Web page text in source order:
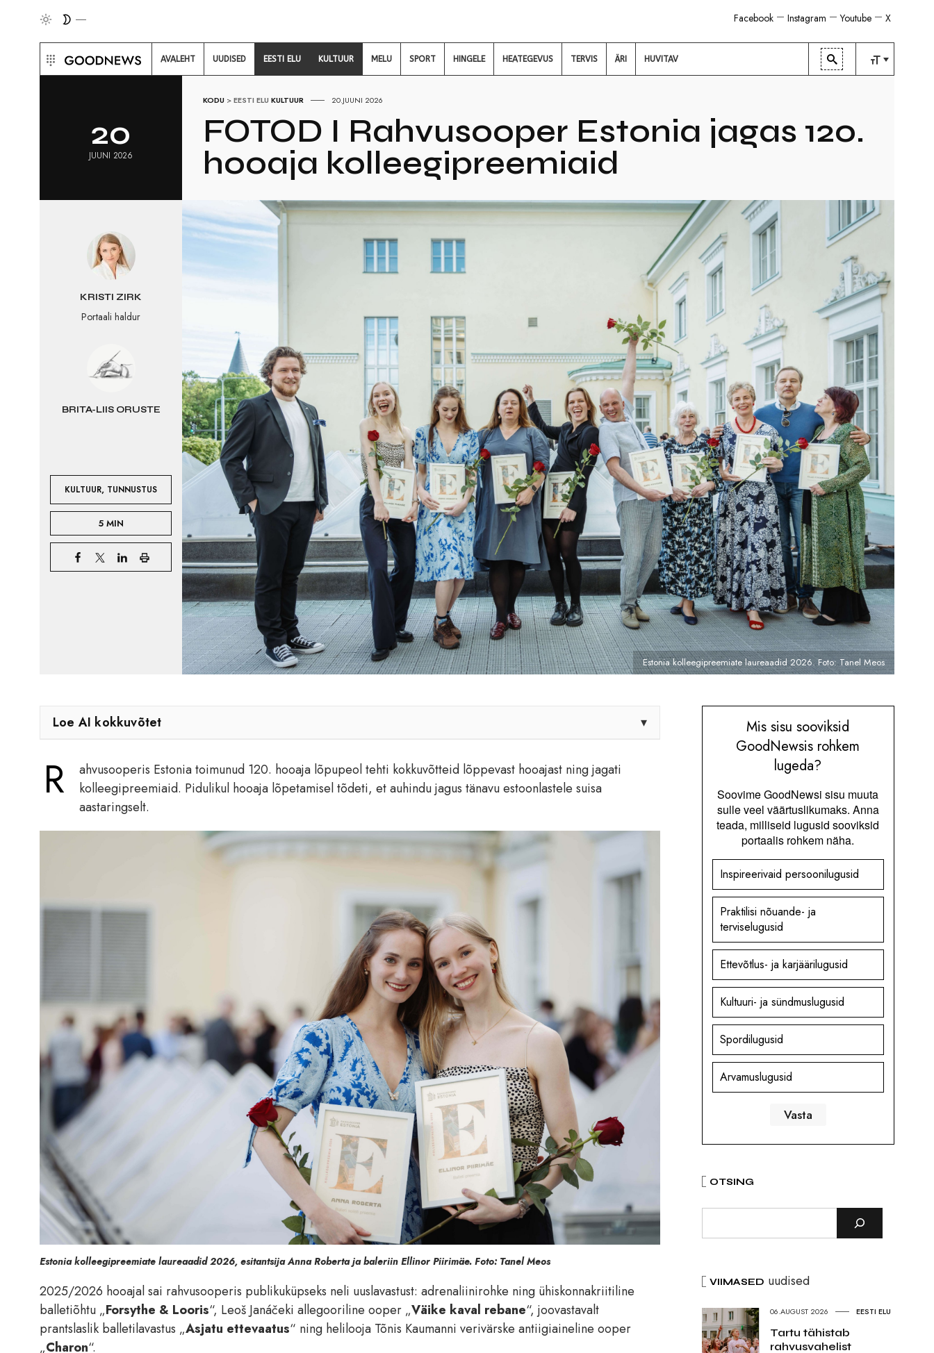
X
Youtube
Instagram
Facebook
AVALEHT UUDISED EESTI ELU KULTUUR MELU SPORT HINGELE HEATEGEVUS TERVIS ÄRI HUVITAV
20
JUUNI 2026
KODU >EESTI ELU KULTUUR 20.JUUNI 2026
FOTOD I Rahvusooper Estonia jagas 120.
hooaja kolleegipreemiaid
KRISTI ZIRK
Portaali haldur
BRITA-LIIS ORUSTE
KULTUUR, TUNNUSTUS
5 MIN
Estonia kolleegipreemiate laureaadid 2026. Foto: Tanel Meos
Loe AI kokkuvõtet ▾
R
ahvusooperis Estonia toimunud 120. hooaja lõpupeol tehti kokkuvõtteid lõppevast hooajast ning jagati
kolleegipreemiaid. Pidulikul hooaja lõpetamisel tõdeti, et auhindu jagus tänavu estoonlastele suisa
aastaringselt.
Estonia kolleegipreemiate laureaadid 2026, esitantsija Anna Roberta ja baleriin Ellinor Piirimäe. Foto: Tanel Meos
2025/2026 hooajal sai rahvusooperis publikuküpseks neli uuslavastust: adrenaliinirohke ning ühiskonnakriitiline
balletiõhtu „Forsythe & Looris“, Leoš Janáčeki allegooriline ooper „Väike kaval rebane“, joovastavalt
prantslaslik balletilavastus „Asjatu ettevaatus“ ning helilooja Tõnis Kaumanni verivärske antiigiaineline ooper
„Charon“.
Mis sisu sooviksid
GoodNewsis rohkem
lugeda?
Soovime GoodNewsi sisu muuta
sulle veel väärtuslikumaks. Anna
teada, milliseid lugusid sooviksid
portaalis rohkem näha.
Inspireerivaid persoonilugusid
Praktilisi nõuande- ja
terviselugusid
Ettevõtlus- ja karjäärilugusid
Kultuuri- ja sündmuslugusid
Spordilugusid
Arvamuslugusid
OTSING
VIIMASED uudised
06.AUGUST 2026 EESTI ELU
Tartu tähistab
rahvusvahelist